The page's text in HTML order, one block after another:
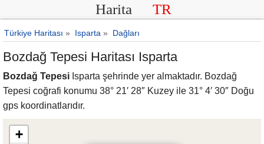
Harita TR
Türkiye Haritası » Isparta » Dağları
Bozdağ Tepesi Haritası Isparta
Bozdağ Tepesi Isparta şehrinde yer almaktadır. Bozdağ
Tepesi coğrafi konumu 38° 21′ 28″ Kuzey ile 31° 4′ 30″ Doğu
gps koordinatlarıdır.
+